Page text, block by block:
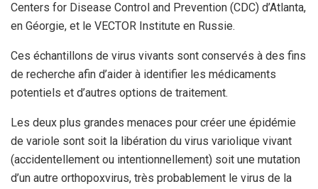
Centers for Disease Control and Prevention (CDC) d’Atlanta,
en Géorgie, et le VECTOR Institute en Russie.
Ces échantillons de virus vivants sont conservés à des fins
de recherche afin d’aider à identifier les médicaments
potentiels et d’autres options de traitement.
Les deux plus grandes menaces pour créer une épidémie
de variole sont soit la libération du virus variolique vivant
(accidentellement ou intentionnellement) soit une mutation
d’un autre orthopoxvirus, très probablement le virus de la